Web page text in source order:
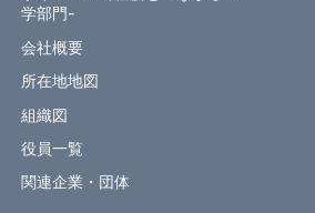
学部門-
会社概要
所在地地図
組織図
役員一覧
関連企業・団体